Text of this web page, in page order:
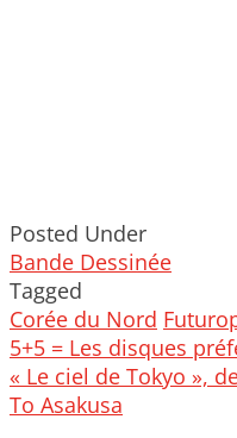
Posted Under
Bande Dessinée
Tagged
Corée du Nord
Post
navigation
5+5 = Les disques
« Le ciel de Tokyo »,
To Asakusa